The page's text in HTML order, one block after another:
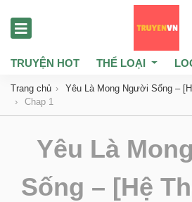
TRUYỆN HOT THỂ LOẠI
Trang chủ
Yêu Là Mong Người Sống –
Chap 1
Yêu Là
Sống – [Hệ